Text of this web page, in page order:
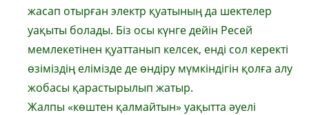
жасап отырған электр қуатының да шектелер
уақыты болады. Біз осы күнге дейін Ресей
мемлекетінен қуаттанып келсек, енді сол керекті
өзіміздің елімізде де өндіру мүмкіндігін қолға алу
жобасы қарастырылып жатыр.
Жалпы «көштен қалмайтын» уақытта әуелі